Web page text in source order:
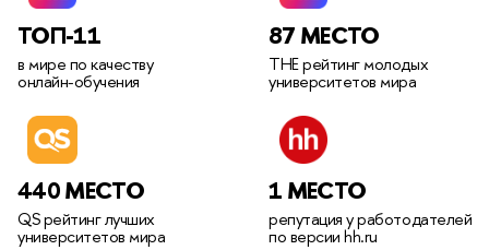
ТОП-11
мире по качеству
онлайн-обучения
87 МЕСТО
THE рейтинг молодых
университетов мира
440 МЕСТО
QS рейтинг лучших
университетов мира
1 МЕСТО
репутация у работодателей
по версии hh.ru